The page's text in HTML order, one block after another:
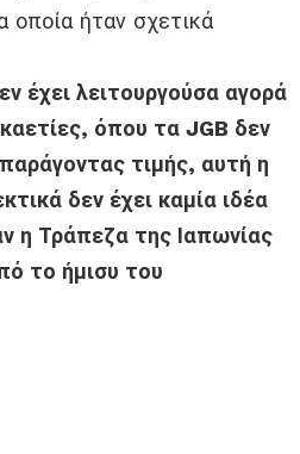
οποία ήταν σχετικά
έχει λειτουργούσα αγορά
όπου τα JGB δεν
τιμής, αυτή η
δεν έχει καμία ιδέα
η Τράπεζα της Ιαπωνίας
το ήμισυ του